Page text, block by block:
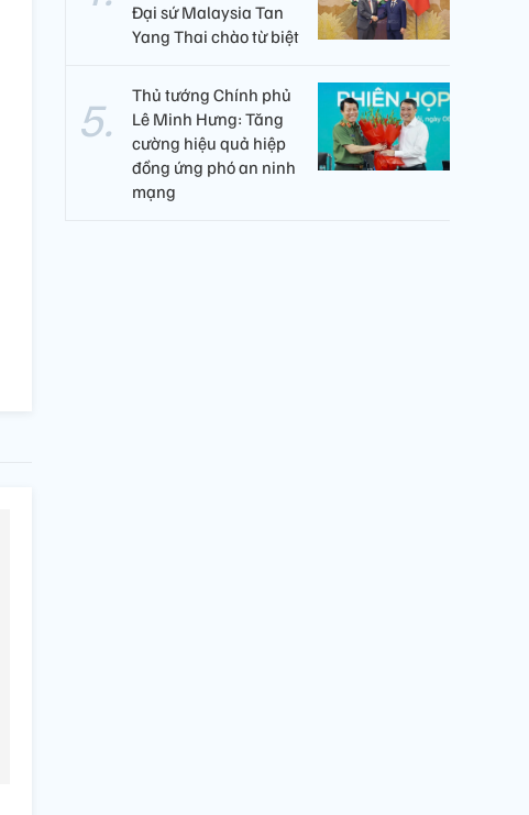
Đại sứ Malaysia Tan
Yang Thai chào từ biệt
Thủ tướng Chính phủ
Lê Minh Hưng: Tăng
cường hiệu quả hiệp
đồng ứng phó an ninh
mạng